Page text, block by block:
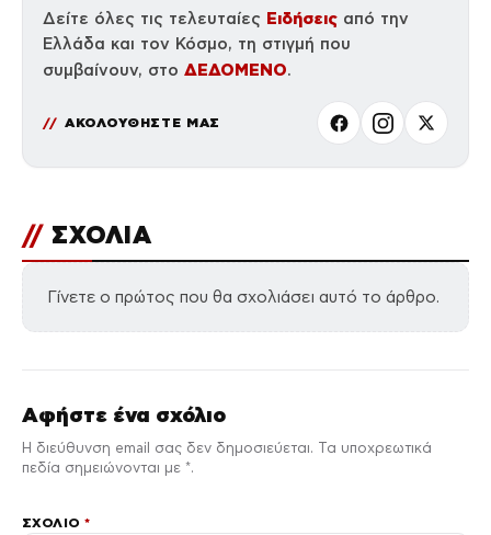
Δείτε όλες τις τελευταίες Ειδήσεις από την
Ελλάδα και τον Κόσμο, τη στιγμή που
συμβαίνουν, στο ΔΕΔΟΜΕΝΟ.
ΑΚΟΛΟΥΘΗΣΤΕ ΜΑΣ
// ΣΧΟΛΙΑ
Γίνετε ο πρώτος που θα σχολιάσει αυτό το άρθρο.
Αφήστε ένα σχόλιο
Η διεύθυνση email σας δεν δημοσιεύεται. Τα υποχρεωτικά
πεδία σημειώνονται με *.
ΣΧΌΛΙΟ*